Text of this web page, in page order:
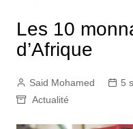
Les 10
d’Afrique
Said Mohamed 5
Actualité